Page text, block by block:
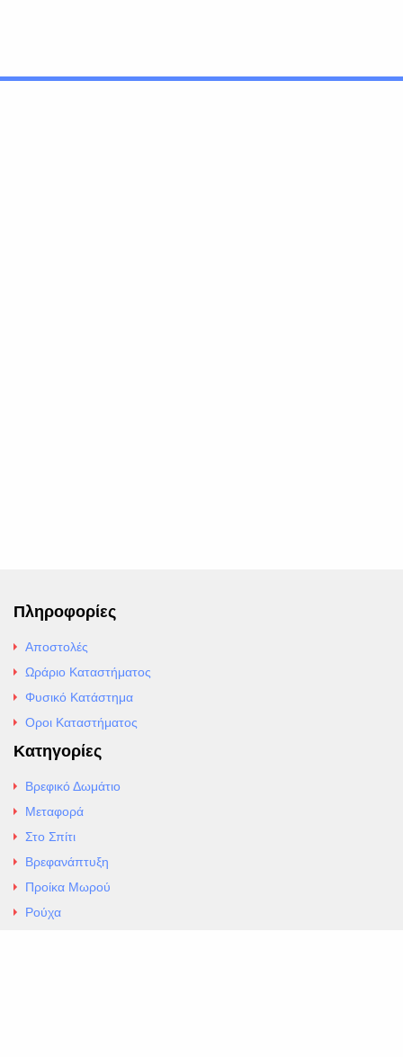
Πληροφορίες
Αποστολές
Ωράριο Καταστήματος
Φυσικό Κατάστημα
Οροι Καταστήματος
Κατηγορίες
Βρεφικό Δωμάτιο
Μεταφορά
Στο Σπίτι
Βρεφανάπτυξη
Προίκα Μωρού
Ρούχα